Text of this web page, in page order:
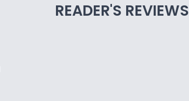
READER'S REVIEWS